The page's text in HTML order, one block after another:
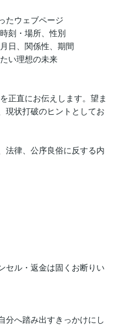
たウェブページ
刻・場所、性別
日、関係性、期間
い理想の未来
現状打破のヒントとしてお
法律、公序良俗に反する内
セル・返金は固くお断りい
分へ踏み出すきっかけにし